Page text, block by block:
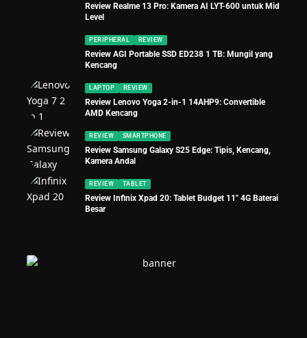
Review Realme 13 Pro: Kamera AI LYT-600 untuk Mid
Level
PERIPHERAL REVIEW
Review AGI Portable SSD ED238 1 TB: Mungil yang
Kencang
LAPTOP REVIEW
Review Lenovo Yoga 2-in-1 14AHP9: Convertible
AMD Kencang
REVIEW SMARTPHONE
Review Samsung Galaxy S25 Edge: Tipis, Kencang,
Kamera Andal
REVIEW TABLET
Review Infinix Xpad 20: Tablet Budget 11″ 4G Baterai
Besar